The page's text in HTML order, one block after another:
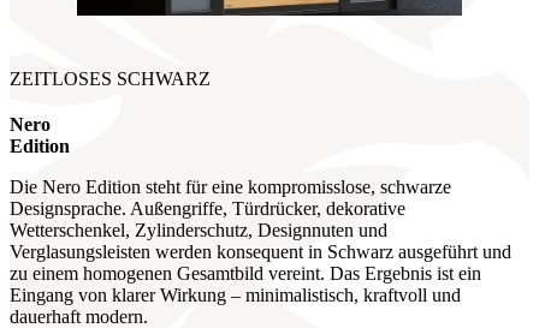
ZEITLOSES SCHWARZ
Nero
Edition
Die Nero Edition steht für eine kompromisslose, schwarze
Designsprache. Außengriffe, Türdrücker, dekorative
Wetterschenkel, Zylinderschutz, Designnuten und
Verglasungsleisten werden konsequent in Schwarz ausgeführt und
zu einem homogenen Gesamtbild vereint. Das Ergebnis ist ein
Eingang von klarer Wirkung – minimalistisch, kraftvoll und
dauerhaft modern.